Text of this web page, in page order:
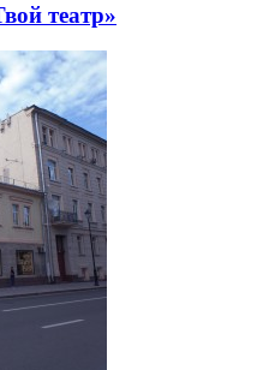
театр»